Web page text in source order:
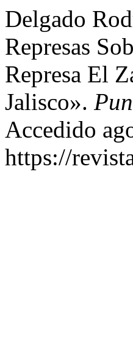
Delgado
Represas
Represa El
Jalisco».
Accedido
https://